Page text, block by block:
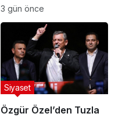
3 gün önce
Özgür Özel’den Tuzla
Siyaset